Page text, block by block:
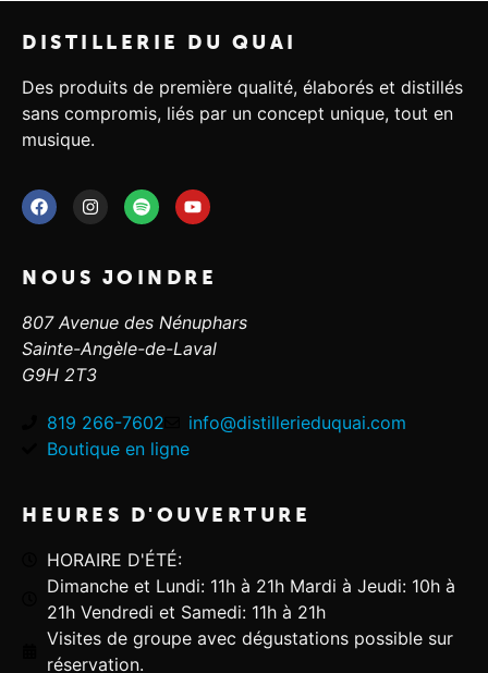
DISTILLERIE DU QUAI
Des produits de première qualité, élaborés et distillés
sans compromis, liés par un concept unique, tout en
musique.
NOUS JOINDRE
807 Avenue des Nénuphars
Sainte-Angèle-de-Laval
G9H 2T3
819 266-7602
info@distillerieduquai.com
Boutique en ligne
HEURES D'OUVERTURE
HORAIRE D'ÉTÉ:
Dimanche et Lundi: 11h à 21h Mardi à Jeudi: 10h à
21h Vendredi et Samedi: 11h à 21h
Visites de groupe avec dégustations possible sur
réservation.